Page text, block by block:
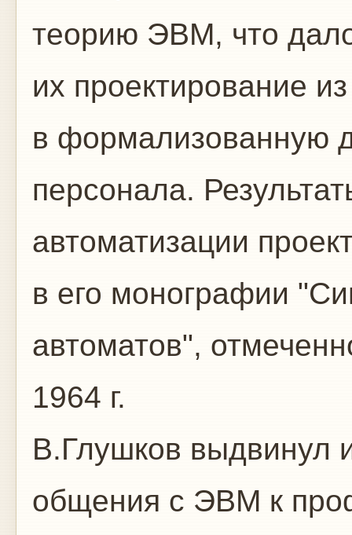
теорию ЭВМ, что
их проектирование
в формализованную
персонала.
автоматизации
в его монографии
автоматов",
1964 г.
В.Глушков выдвинул
общения с ЭВМ к